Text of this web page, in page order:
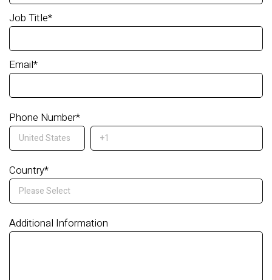
Job Title*
Email*
Phone Number*
Country*
Additional Information